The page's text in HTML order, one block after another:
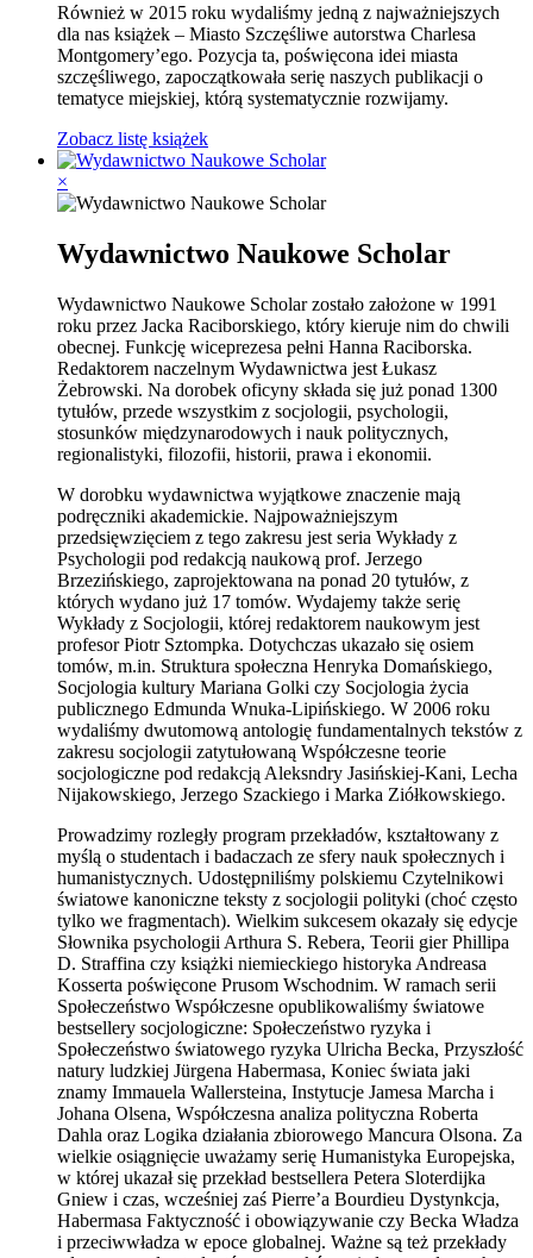
Również w 2015 roku wydaliśmy jedną z najważniejszych
dla nas książek – Miasto Szczęśliwe autorstwa Charlesa
Montgomery’ego. Pozycja ta, poświęcona idei miasta
szczęśliwego, zapoczątkowała serię naszych publikacji o
tematyce miejskiej, którą systematycznie rozwijamy.
Zobacz listę książek
×
Wydawnictwo Naukowe Scholar
Wydawnictwo Naukowe Scholar zostało założone w 1991
roku przez Jacka Raciborskiego, który kieruje nim do chwili
obecnej. Funkcję wiceprezesa pełni Hanna Raciborska.
Redaktorem naczelnym Wydawnictwa jest Łukasz
Żebrowski. Na dorobek oficyny składa się już ponad 1300
tytułów, przede wszystkim z socjologii, psychologii,
stosunków międzynarodowych i nauk politycznych,
regionalistyki, filozofii, historii, prawa i ekonomii.
W dorobku wydawnictwa wyjątkowe znaczenie mają
podręczniki akademickie. Najpoważniejszym
przedsięwzięciem z tego zakresu jest seria Wykłady z
Psychologii pod redakcją naukową prof. Jerzego
Brzezińskiego, zaprojektowana na ponad 20 tytułów, z
których wydano już 17 tomów. Wydajemy także serię
Wykłady z Socjologii, której redaktorem naukowym jest
profesor Piotr Sztompka. Dotychczas ukazało się osiem
tomów, m.in. Struktura społeczna Henryka Domańskiego,
Socjologia kultury Mariana Golki czy Socjologia życia
publicznego Edmunda Wnuka-Lipińskiego. W 2006 roku
wydaliśmy dwutomową antologię fundamentalnych tekstów z
zakresu socjologii zatytułowaną Współczesne teorie
socjologiczne pod redakcją Aleksndry Jasińskiej-Kani, Lecha
Nijakowskiego, Jerzego Szackiego i Marka Ziółkowskiego.
Prowadzimy rozległy program przekładów, kształtowany z
myślą o studentach i badaczach ze sfery nauk społecznych i
humanistycznych. Udostępniliśmy polskiemu Czytelnikowi
światowe kanoniczne teksty z socjologii polityki (choć często
tylko we fragmentach). Wielkim sukcesem okazały się edycje
Słownika psychologii Arthura S. Rebera, Teorii gier Phillipa
D. Straffina czy książki niemieckiego historyka Andreasa
Kosserta poświęcone Prusom Wschodnim. W ramach serii
Społeczeństwo Współczesne opublikowaliśmy światowe
bestsellery socjologiczne: Społeczeństwo ryzyka i
Społeczeństwo światowego ryzyka Ulricha Becka, Przyszłość
natury ludzkiej Jürgena Habermasa, Koniec świata jaki
znamy Immauela Wallersteina, Instytucje Jamesa Marcha i
Johana Olsena, Współczesna analiza polityczna Roberta
Dahla oraz Logika działania zbiorowego Mancura Olsona. Za
wielkie osiągnięcie uważamy serię Humanistyka Europejska,
w której ukazał się przekład bestsellera Petera Sloterdijka
Gniew i czas, wcześniej zaś Pierre’a Bourdieu Dystynkcja,
Habermasa Faktyczność i obowiązywanie czy Becka Władza
i przeciwwładza w epoce globalnej. Ważne są też przekłady